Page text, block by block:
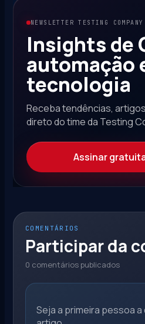
NEWSLETTER TESTING COMPANY
Insights de
automação
tecnologia
Receba tendências,
direto do time da Testing
Assinar
COMENTÁRIOS
Participar da
0 comentários publicados
Seja a primeira pessoa